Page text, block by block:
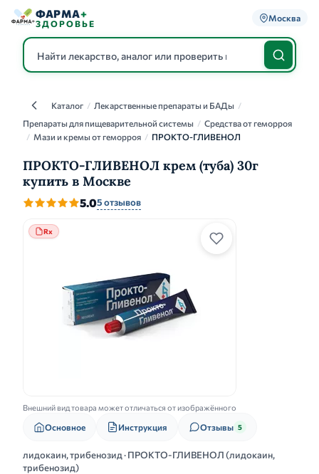
ФАРМА+
ЗДОРОВЬЕ
Москва
КаталогКаталог / Лекарственные препараты и БАДы /
Препараты для пищеварительной системы / Средства от геморроя
/ Мази и кремы от геморроя / ПРОКТО-ГЛИВЕНОЛ
ПРОКТО-ГЛИВЕНОЛ крем (туба) 30г
купить в Москве
5.05 отзывов
Rx
Внешний вид товара может отличаться от изображённого
Основное Инструкция Отзывы 5
лидокаин, трибенозид · ПРОКТО-ГЛИВЕНОЛ (лидокаин,
трибенозид)